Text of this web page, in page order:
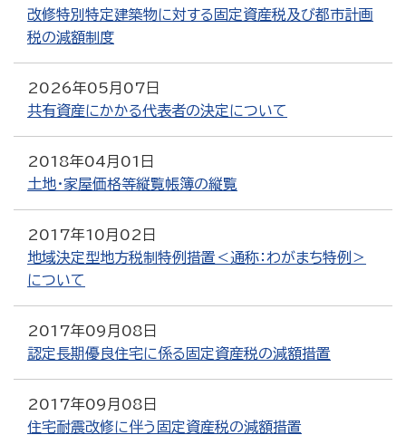
改修特別特定建築物に対する固定資産税及び都市計画
税の減額制度
2026年05月07日
共有資産にかかる代表者の決定について
2018年04月01日
土地・家屋価格等縦覧帳簿の縦覧
2017年10月02日
地域決定型地方税制特例措置＜通称：わがまち特例＞
について
2017年09月08日
認定長期優良住宅に係る固定資産税の減額措置
2017年09月08日
住宅耐震改修に伴う固定資産税の減額措置